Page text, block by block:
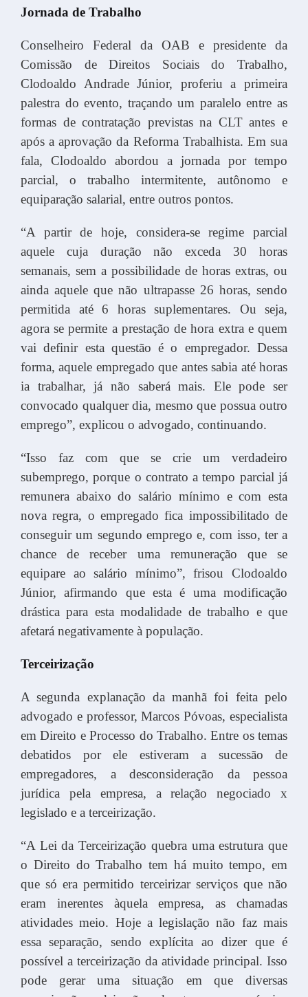
Jornada de Trabalho
Conselheiro Federal da OAB e presidente da
Comissão de Direitos Sociais do Trabalho,
Clodoaldo Andrade Júnior, proferiu a primeira
palestra do evento, traçando um paralelo entre as
formas de contratação previstas na CLT antes e
após a aprovação da Reforma Trabalhista. Em sua
fala, Clodoaldo abordou a jornada por tempo
parcial, o trabalho intermitente, autônomo e
equiparação salarial, entre outros pontos.
“A partir de hoje, considera-se regime parcial
aquele cuja duração não exceda 30 horas
semanais, sem a possibilidade de horas extras, ou
ainda aquele que não ultrapasse 26 horas, sendo
permitida até 6 horas suplementares. Ou seja,
agora se permite a prestação de hora extra e quem
vai definir esta questão é o empregador. Dessa
forma, aquele empregado que antes sabia até horas
ia trabalhar, já não saberá mais. Ele pode ser
convocado qualquer dia, mesmo que possua outro
emprego”, explicou o advogado, continuando.
“Isso faz com que se crie um verdadeiro
subemprego, porque o contrato a tempo parcial já
remunera abaixo do salário mínimo e com esta
nova regra, o empregado fica impossibilitado de
conseguir um segundo emprego e, com isso, ter a
chance de receber uma remuneração que se
equipare ao salário mínimo”, frisou Clodoaldo
Júnior, afirmando que esta é uma modificação
drástica para esta modalidade de trabalho e que
afetará negativamente à população.
Terceirização
A segunda explanação da manhã foi feita pelo
advogado e professor, Marcos Póvoas, especialista
em Direito e Processo do Trabalho. Entre os temas
debatidos por ele estiveram a sucessão de
empregadores, a desconsideração da pessoa
jurídica pela empresa, a relação negociado x
legislado e a terceirização.
“A Lei da Terceirização quebra uma estrutura que
o Direito do Trabalho tem há muito tempo, em
que só era permitido terceirizar serviços que não
eram inerentes àquela empresa, as chamadas
atividades meio. Hoje a legislação não faz mais
essa separação, sendo explícita ao dizer que é
possível a terceirização da atividade principal. Isso
pode gerar uma situação em que diversas